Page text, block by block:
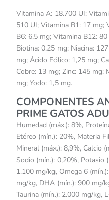
Vitamina A: 18.700 UI;
510 UI; Vitamina B1: 17 mg;
B6: 6,5 mg; Vitamina B12:
Biotina: 0,25 mg; Niacina:
mg; Ácido Fólico: 1,25 mg;
Cobre: 13 mg; Zinc: 145 mg;
mg; Yodo: 1,5 mg.
COMPONENTES
PRIME GATOS
Humedad (máx.): 8%,
Etéreo (mín.): 20%, Materia
Mineral (máx.): 8,9%, Calcio
Sodio (mín.): 0,20%, Potasio
1.100 mg/kg, Omega 6
mg/kg, DHA (mín.): 900 mg/
Taurina (mín.): 2.000 mg/kg,